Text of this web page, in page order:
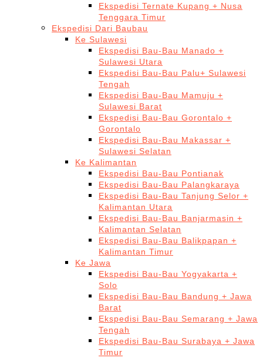
Ekspedisi Ternate Kupang + Nusa
Tenggara Timur
Ekspedisi Dari Baubau
Ke Sulawesi
Ekspedisi Bau-Bau Manado +
Sulawesi Utara
Ekspedisi Bau-Bau Palu+ Sulawesi
Tengah
Ekspedisi Bau-Bau Mamuju +
Sulawesi Barat
Ekspedisi Bau-Bau Gorontalo +
Gorontalo
Ekspedisi Bau-Bau Makassar +
Sulawesi Selatan
Ke Kalimantan
Ekspedisi Bau-Bau Pontianak
Ekspedisi Bau-Bau Palangkaraya
Ekspedisi Bau-Bau Tanjung Selor +
Kalimantan Utara
Ekspedisi Bau-Bau Banjarmasin +
Kalimantan Selatan
Ekspedisi Bau-Bau Balikpapan +
Kalimantan Timur
Ke Jawa
Ekspedisi Bau-Bau Yogyakarta +
Solo
Ekspedisi Bau-Bau Bandung + Jawa
Barat
Ekspedisi Bau-Bau Semarang + Jawa
Tengah
Ekspedisi Bau-Bau Surabaya + Jawa
Timur